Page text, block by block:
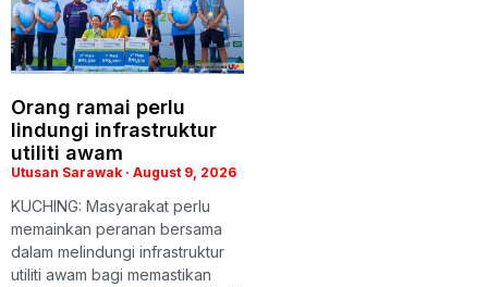
Orang ramai perlu
lindungi infrastruktur
utiliti awam
Utusan Sarawak August 9, 2026
KUCHING: Masyarakat perlu
memainkan peranan bersama
dalam melindungi infrastruktur
utiliti awam bagi memastikan